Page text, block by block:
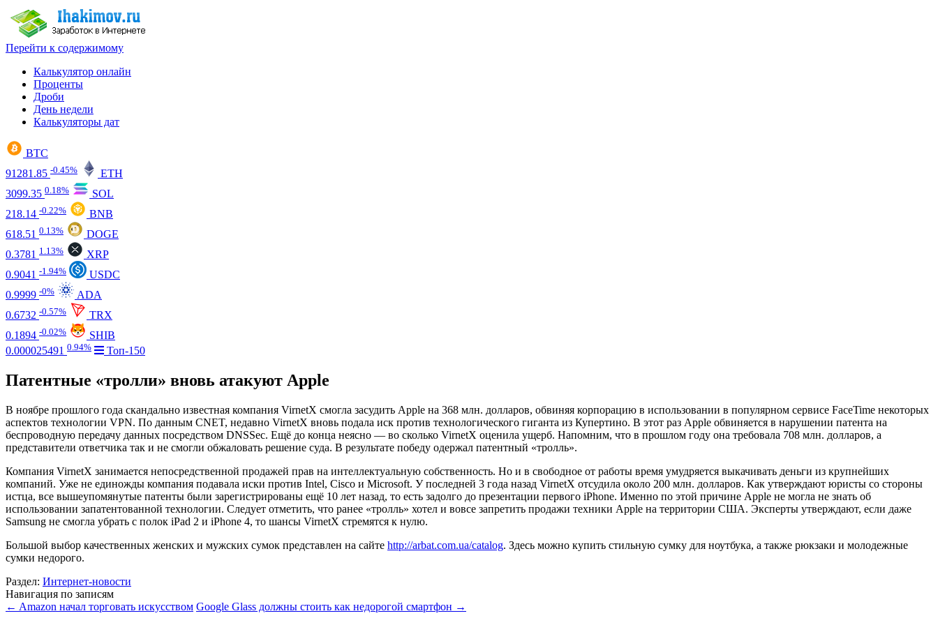
Перейти к содержимому
Калькулятор онлайн
Проценты
Дроби
День недели
Калькуляторы дат
BTC
91281.85 -0.45%
ETH
3099.35 0.18%
SOL
218.14 -0.22%
BNB
618.51 0.13%
DOGE
0.3781 1.13%
XRP
0.9041 -1.94%
USDC
0.9999 -0%
ADA
0.6732 -0.57%
TRX
0.1894 -0.02%
SHIB
0.000025491 0.94% Топ-150
Патентные «тролли» вновь атакуют Apple
В ноябре прошлого года скандально известная компания VirnetX смогла засудить Apple на 368 млн. долларов, обвиняя корпорацию в использовании в популярном сервисе FaceTime некоторых
аспектов технологии VPN. По данным CNET, недавно VirnetX вновь подала иск против технологического гиганта из Купертино. В этот раз Apple обвиняется в нарушении патента на
беспроводную передачу данных посредством DNSSec. Ещё до конца неясно — во сколько VirnetX оценила ущерб. Напомним, что в прошлом году она требовала 708 млн. долларов, а
представители ответчика так и не смогли обжаловать решение суда. В результате победу одержал патентный «тролль».
Компания VirnetX занимается непосредственной продажей прав на интеллектуальную собственность. Но и в свободное от работы время умудряется выкачивать деньги из крупнейших
компаний. Уже не единожды компания подавала иски против Intel, Cisco и Microsoft. У последней 3 года назад VirnetX отсудила около 200 млн. долларов. Как утверждают юристы со стороны
истца, все вышеупомянутые патенты были зарегистрированы ещё 10 лет назад, то есть задолго до презентации первого iPhone. Именно по этой причине Apple не могла не знать об
использовании запатентованной технологии. Следует отметить, что ранее «тролль» хотел и вовсе запретить продажи техники Apple на территории США. Эксперты утверждают, если даже
Samsung не смогла убрать с полок iPad 2 и iPhone 4, то шансы VirnetX стремятся к нулю.
Большой выбор качественных женских и мужских сумок представлен на сайте http://arbat.com.ua/catalog. Здесь можно купить стильную сумку для ноутбука, а также рюкзаки и молодежные
сумки недорого.
Раздел: Интернет-новости
Навигация по записям
← Amazon начал торговать искусством Google Glass должны стоить как недорогой смартфон →